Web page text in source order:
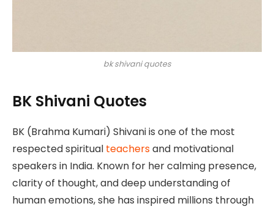
bk shivani quotes
BK Shivani Quotes
BK (Brahma Kumari) Shivani is one of the most
respected spiritual teachersand motivational
speakers in India. Known for her calming presence,
clarity of thought, and deep understanding of
human emotions, she has inspired millions through